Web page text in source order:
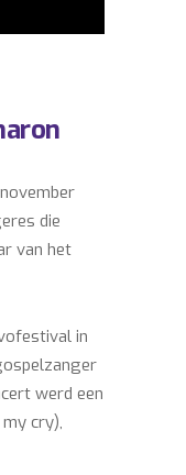
die
van het
in
werd een
cry),